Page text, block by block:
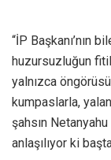
“İP Başkanı’nın
huzursuzluğun
yalnızca
kumpaslarla,
şahsın
anlaşılıyor ki